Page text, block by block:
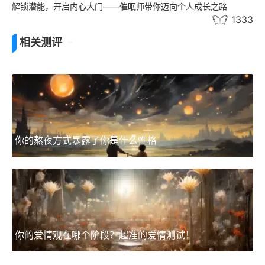
解锁潜能，开启内心大门——催眠师带你迈向个人成长之路
1333
相关测评
你的熬夜方式暴露了你是什么性格
你的爱情观在哪个阶段？超准的爱情测试！